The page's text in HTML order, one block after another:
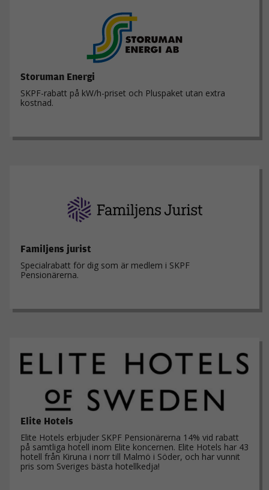
Storuman Energi
SKPF-rabatt på kW/h-priset och Pluspaket utan extra
kostnad.
Familjens jurist
Specialrabatt för dig som är medlem i SKPF
Pensionärerna.
Elite Hotels
Elite Hotels erbjuder SKPF Pensionärerna 14% vid rabatt
på samtliga hotell inom Elite koncernen. Elite Hotels har 43
hotell från Kiruna i norr till Malmö i Söder, och har vunnit
pris som Sveriges bästa hotellkedja!